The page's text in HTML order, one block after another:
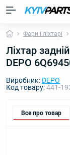
Фари і ліхтарі
Ліхтар
DEPO
Виробник: DEPO
Код товару:441-
Все про товар